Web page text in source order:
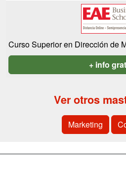
Curso Superior en Dirección de
+ info
Ver otros
Marketing